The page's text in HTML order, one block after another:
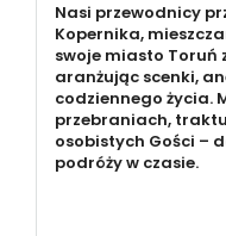
Nasi przewodnicy
Kopernika,
swoje miasto Toruń
aranżując scenki,
codziennego życia.
przebraniach,
osobistych Gości –
podróży w czasie.